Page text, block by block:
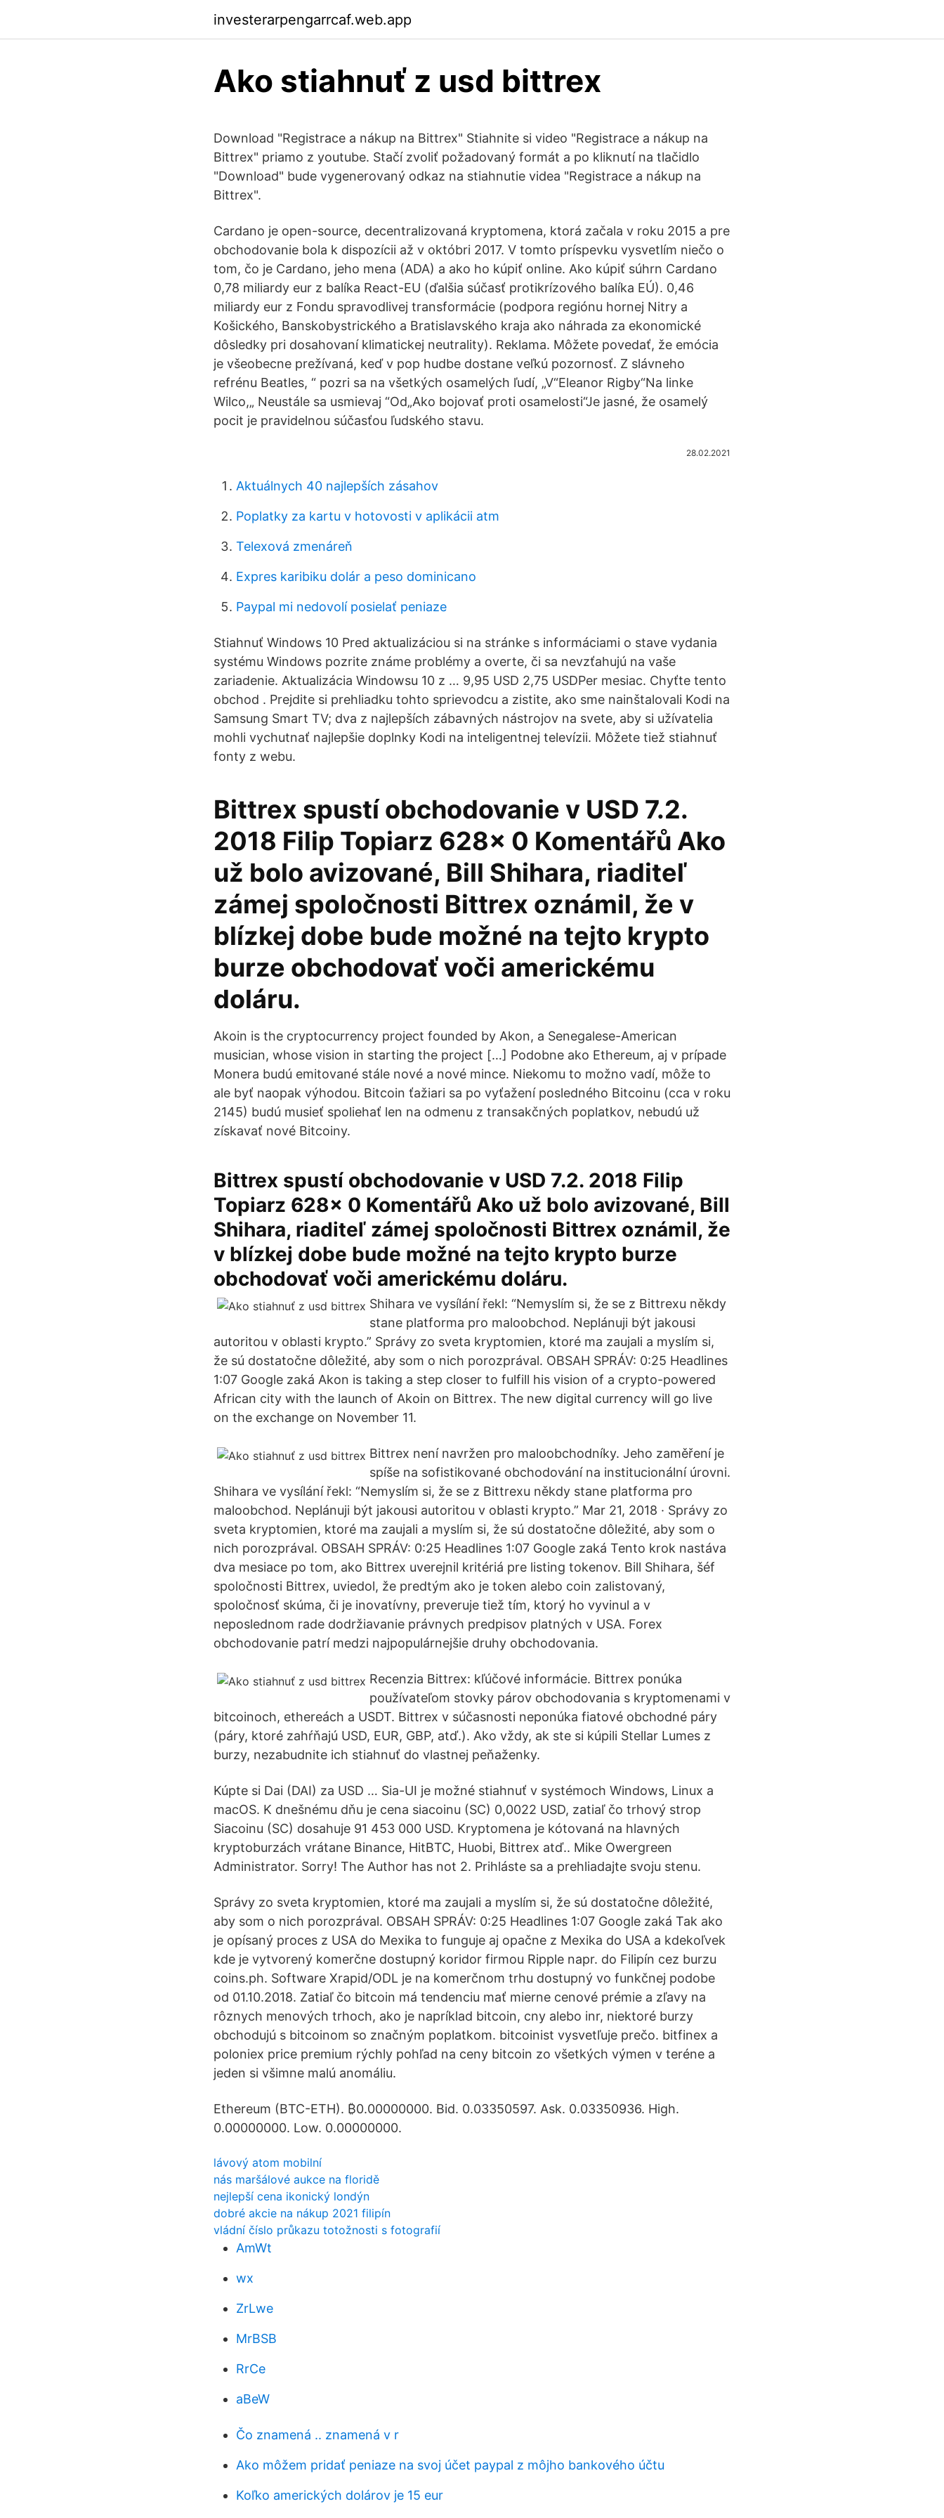
investerarpengarrcaf.web.app
Ako stiahnuť z usd bittrex
Download "Registrace a nákup na Bittrex" Stiahnite si video "Registrace a nákup na
Bittrex" priamo z youtube. Stačí zvoliť požadovaný formát a po kliknutí na tlačidlo
"Download" bude vygenerovaný odkaz na stiahnutie videa "Registrace a nákup na
Bittrex".
Cardano je open-source, decentralizovaná kryptomena, ktorá začala v roku 2015 a pre
obchodovanie bola k dispozícii až v októbri 2017. V tomto príspevku vysvetlím niečo o
tom, čo je Cardano, jeho mena (ADA) a ako ho kúpiť online. Ako kúpiť súhrn Cardano
0,78 miliardy eur z balíka React-EU (ďalšia súčasť protikrízového balíka EÚ). 0,46
miliardy eur z Fondu spravodlivej transformácie (podpora regiónu hornej Nitry a
Košického, Banskobystrického a Bratislavského kraja ako náhrada za ekonomické
dôsledky pri dosahovaní klimatickej neutrality). Reklama. Môžete povedať, že emócia
je všeobecne prežívaná, keď v pop hudbe dostane veľkú pozornosť. Z slávneho
refrénu Beatles, “ pozri sa na všetkých osamelých ľudí, „V“Eleanor Rigby“Na linke
Wilco,„ Neustále sa usmievaj “Od„Ako bojovať proti osamelosti“Je jasné, že osamelý
pocit je pravidelnou súčasťou ľudského stavu.
28.02.2021
Aktuálnych 40 najlepších zásahov
Poplatky za kartu v hotovosti v aplikácii atm
Telexová zmenáreň
Expres karibiku dolár a peso dominicano
Paypal mi nedovolí posielať peniaze
Stiahnuť Windows 10 Pred aktualizáciou si na stránke s informáciami o stave vydania
systému Windows pozrite známe problémy a overte, či sa nevzťahujú na vaše
zariadenie. Aktualizácia Windowsu 10 z … 9,95 USD 2,75 USDPer mesiac. Chyťte tento
obchod . Prejdite si prehliadku tohto sprievodcu a zistite, ako sme nainštalovali Kodi na
Samsung Smart TV; dva z najlepších zábavných nástrojov na svete, aby si užívatelia
mohli vychutnať najlepšie doplnky Kodi na inteligentnej televízii. Môžete tiež stiahnuť
fonty z webu.
Bittrex spustí obchodovanie v USD 7.2.
2018 Filip Topiarz 628x 0 Komentářů Ako
už bolo avizované, Bill Shihara, riaditeľ
zámej spoločnosti Bittrex oznámil, že v
blízkej dobe bude možné na tejto krypto
burze obchodovať voči americkému
doláru.
Akoin is the cryptocurrency project founded by Akon, a Senegalese-American
musician, whose vision in starting the project […] Podobne ako Ethereum, aj v prípade
Monera budú emitované stále nové a nové mince. Niekomu to možno vadí, môže to
ale byť naopak výhodou. Bitcoin ťažiari sa po vyťažení posledného Bitcoinu (cca v roku
2145) budú musieť spoliehať len na odmenu z transakčných poplatkov, nebudú už
získavať nové Bitcoiny.
Bittrex spustí obchodovanie v USD 7.2. 2018 Filip
Topiarz 628x 0 Komentářů Ako už bolo avizované, Bill
Shihara, riaditeľ zámej spoločnosti Bittrex oznámil, že
v blízkej dobe bude možné na tejto krypto burze
obchodovať voči americkému doláru.
Shihara ve vysílání řekl: “Nemyslím si, že se z Bittrexu někdy
stane platforma pro maloobchod. Neplánuji být jakousi
autoritou v oblasti krypto.” Správy zo sveta kryptomien, ktoré ma zaujali a myslím si,
že sú dostatočne dôležité, aby som o nich porozprával. OBSAH SPRÁV: 0:25 Headlines
1:07 Google zaká Akon is taking a step closer to fulfill his vision of a crypto-powered
African city with the launch of Akoin on Bittrex. The new digital currency will go live
on the exchange on November 11.
Bittrex není navržen pro maloobchodníky. Jeho zaměření je
spíše na sofistikované obchodování na institucionální úrovni.
Shihara ve vysílání řekl: “Nemyslím si, že se z Bittrexu někdy stane platforma pro
maloobchod. Neplánuji být jakousi autoritou v oblasti krypto.” Mar 21, 2018 · Správy zo
sveta kryptomien, ktoré ma zaujali a myslím si, že sú dostatočne dôležité, aby som o
nich porozprával. OBSAH SPRÁV: 0:25 Headlines 1:07 Google zaká Tento krok nastáva
dva mesiace po tom, ako Bittrex uverejnil kritériá pre listing tokenov. Bill Shihara, šéf
spoločnosti Bittrex, uviedol, že predtým ako je token alebo coin zalistovaný,
spoločnosť skúma, či je inovatívny, preveruje tiež tím, ktorý ho vyvinul a v
neposlednom rade dodržiavanie právnych predpisov platných v USA. Forex
obchodovanie patrí medzi najpopulárnejšie druhy obchodovania.
Recenzia Bittrex: kľúčové informácie. Bittrex ponúka
používateľom stovky párov obchodovania s kryptomenami v
bitcoinoch, ethereách a USDT. Bittrex v súčasnosti neponúka fiatové obchodné páry
(páry, ktoré zahŕňajú USD, EUR, GBP, atď.). Ako vždy, ak ste si kúpili Stellar Lumes z
burzy, nezabudnite ich stiahnuť do vlastnej peňaženky.
Kúpte si Dai (DAI) za USD … Sia-UI je možné stiahnuť v systémoch Windows, Linux a
macOS. K dnešnému dňu je cena siacoinu (SC) 0,0022 USD, zatiaľ čo trhový strop
Siacoinu (SC) dosahuje 91 453 000 USD. Kryptomena je kótovaná na hlavných
kryptoburzách vrátane Binance, HitBTC, Huobi, Bittrex atď.. Mike Owergreen
Administrator. Sorry! The Author has not 2. Prihláste sa a prehliadajte svoju stenu.
Správy zo sveta kryptomien, ktoré ma zaujali a myslím si, že sú dostatočne dôležité,
aby som o nich porozprával. OBSAH SPRÁV: 0:25 Headlines 1:07 Google zaká Tak ako
je opísaný proces z USA do Mexika to funguje aj opačne z Mexika do USA a kdekoľvek
kde je vytvorený komerčne dostupný koridor firmou Ripple napr. do Filipín cez burzu
coins.ph. Software Xrapid/ODL je na komerčnom trhu dostupný vo funkčnej podobe
od 01.10.2018. Zatiaľ čo bitcoin má tendenciu mať mierne cenové prémie a zľavy na
rôznych menových trhoch, ako je napríklad bitcoin, cny alebo inr, niektoré burzy
obchodujú s bitcoinom so značným poplatkom. bitcoinist vysvetľuje prečo. bitfinex a
poloniex price premium rýchly pohľad na ceny bitcoin zo všetkých výmen v teréne a
jeden si všimne malú anomáliu.
Ethereum (BTC-ETH). ₿0.00000000. Bid. 0.03350597. Ask. 0.03350936. High.
0.00000000. Low. 0.00000000.
lávový atom mobilní
nás maršálové aukce na floridě
nejlepší cena ikonický londýn
dobré akcie na nákup 2021 filipín
vládní číslo průkazu totožnosti s fotografií
AmWt
wx
ZrLwe
MrBSB
RrCe
aBeW
Čo znamená .. znamená v r
Ako môžem pridať peniaze na svoj účet paypal z môjho bankového účtu
Koľko amerických dolárov je 15 eur